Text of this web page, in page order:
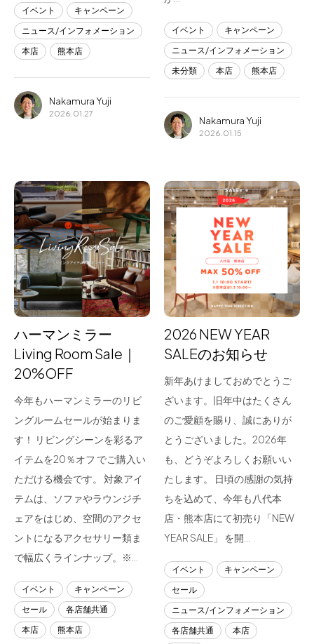
イベント
キャンペーン
ニュース/インフォメーション
本店
熊本店
Nakamura Yuji
2026.01.27
イベント
キャンペーン
ニュース/インフォメーション
未分類
本店 熊本店
Nakamura Yuji
2026.01.15
ハーマンミラー
Living Room Sale｜
20%OFF
今年もハーマンミラーのリビ
ングルームセールが始まりま
す！ リビングシーンを彩るア
イテムを20％オフ でご購入い
ただける機会です。 対象アイ
テムは、ソファやラウンジチ
ェアをはじめ、空間のアクセ
ントになるアクセサリー類ま
で幅広くラインナップ。※…
イベント
キャンペーン
セール
各店舗共通
本店
熊本店
2026 NEW YEAR
SALEのお知らせ
新年あけましておめでとうご
ざいます。旧年中はたくさん
のご愛顧を賜り、誠にありが
とうございました。2026年
も、どうぞよろしくお願いい
たします。 日頃の感謝の気持
ちを込めて、今年も八代本
店・熊本店にて初売り「NEW
YEAR SALE」 を開…
イベント
キャンペーン
セール
ニュース/インフォメーション
各店舗共通
本店